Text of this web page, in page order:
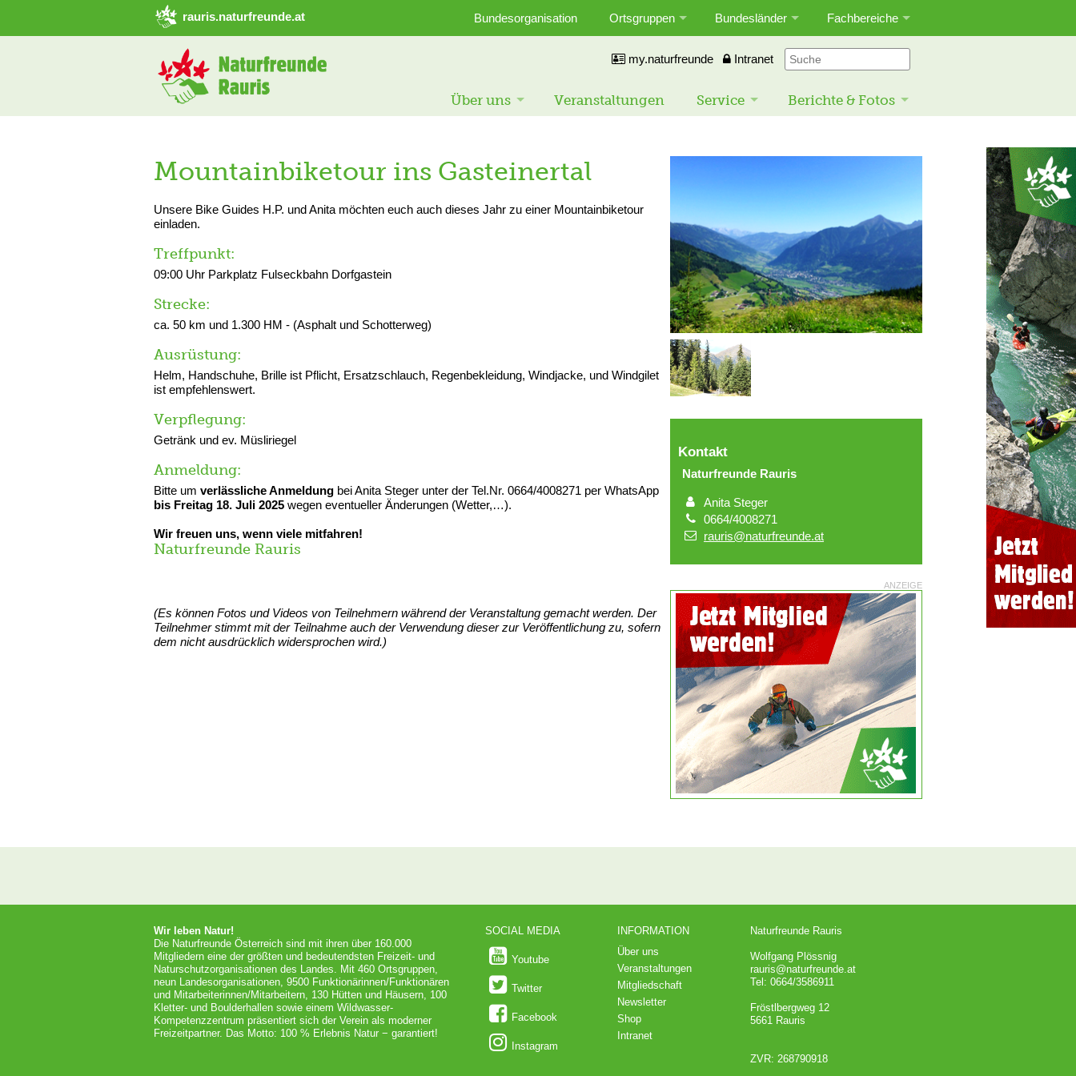
➜ Hauptregion der Seite anspringen
rauris.naturfreunde.at Bundesorganisation Ortsgruppen Bundesländer Fachbereiche
my.naturfreunde Intranet
Über uns Veranstaltungen Service Berichte & Fotos
Mountainbiketour ins Gasteinertal
Unsere Bike Guides H.P. und Anita möchten euch auch dieses Jahr zu einer Mountainbiketour
einladen.
Treffpunkt:
09:00 Uhr Parkplatz Fulseckbahn Dorfgastein
Strecke:
ca. 50 km und 1.300 HM - (Asphalt und Schotterweg)
Ausrüstung:
Helm, Handschuhe, Brille ist Pflicht, Ersatzschlauch, Regenbekleidung, Windjacke, und Windgilet
ist empfehlenswert.
Verpflegung:
Getränk und ev. Müsliriegel
Anmeldung:
Bitte um verlässliche Anmeldung bei Anita Steger unter der Tel.Nr. 0664/4008271 per WhatsApp
bis Freitag 18. Juli 2025 wegen eventueller Änderungen (Wetter,…).
Wir freuen uns, wenn viele mitfahren!
Naturfreunde Rauris
(Es können Fotos und Videos von Teilnehmern während der Veranstaltung gemacht werden. Der
Teilnehmer stimmt mit der Teilnahme auch der Verwendung dieser zur Veröffentlichung zu, sofern
dem nicht ausdrücklich widersprochen wird.)
Kontakt
Naturfreunde Rauris
Anita Steger
0664/4008271
rauris@naturfreunde.at
ANZEIGE
Wir leben Natur!
Die Naturfreunde Österreich sind mit ihren über 160.000
Mitgliedern eine der größten und bedeutendsten Freizeit- und
Naturschutzorganisationen des Landes. Mit 460 Ortsgruppen,
neun Landesorganisationen, 9500 Funktionärinnen/Funktionären
und Mitarbeiterinnen/Mitarbeitern, 130 Hütten und Häusern, 100
Kletter- und Boulderhallen sowie einem Wildwasser-
Kompetenzzentrum präsentiert sich der Verein als moderner
Freizeitpartner. Das Motto: 100 % Erlebnis Natur − garantiert!
SOCIAL MEDIA
Youtube
Twitter
Facebook
Instagram
INFORMATION
Über uns
Veranstaltungen
Mitgliedschaft
Newsletter
Shop
Intranet
Naturfreunde Rauris
Wolfgang Plössnig
rauris@naturfreunde.at
Tel: 0664/3586911
Fröstlbergweg 12
5661 Rauris
ZVR: 268790918